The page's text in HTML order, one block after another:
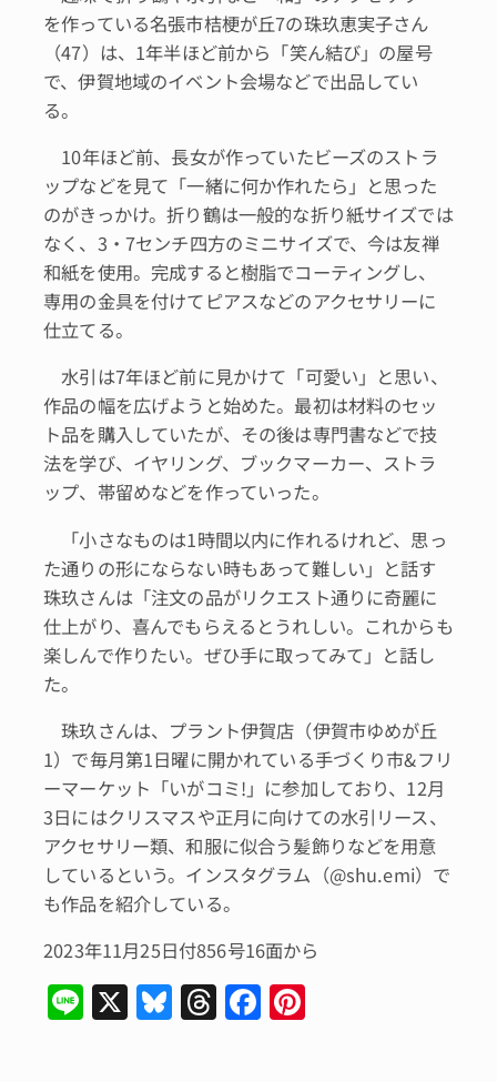
を作っている名張市桔梗が丘7の珠玖恵実子さん
（47）は、1年半ほど前から「笑ん結び」の屋号
で、伊賀地域のイベント会場などで出品してい
る。
10年ほど前、長女が作っていたビーズのストラ
ップなどを見て「一緒に何か作れたら」と思った
のがきっかけ。折り鶴は一般的な折り紙サイズでは
なく、3・7センチ四方のミニサイズで、今は友禅
和紙を使用。完成すると樹脂でコーティングし、
専用の金具を付けてピアスなどのアクセサリーに
仕立てる。
水引は7年ほど前に見かけて「可愛い」と思い、
作品の幅を広げようと始めた。最初は材料のセッ
ト品を購入していたが、その後は専門書などで技
法を学び、イヤリング、ブックマーカー、ストラ
ップ、帯留めなどを作っていった。
「小さなものは1時間以内に作れるけれど、思っ
た通りの形にならない時もあって難しい」と話す
珠玖さんは「注文の品がリクエスト通りに奇麗に
仕上がり、喜んでもらえるとうれしい。これからも
楽しんで作りたい。ぜひ手に取ってみて」と話し
た。
珠玖さんは、プラント伊賀店（伊賀市ゆめが丘
1）で毎月第1日曜に開かれている手づくり市&フリ
ーマーケット「いがコミ!」に参加しており、12月
3日にはクリスマスや正月に向けての水引リース、
アクセサリー類、和服に似合う髪飾りなどを用意
しているという。インスタグラム（@shu.emi）で
も作品を紹介している。
2023年11月25日付856号16面から
Li X Bl T F